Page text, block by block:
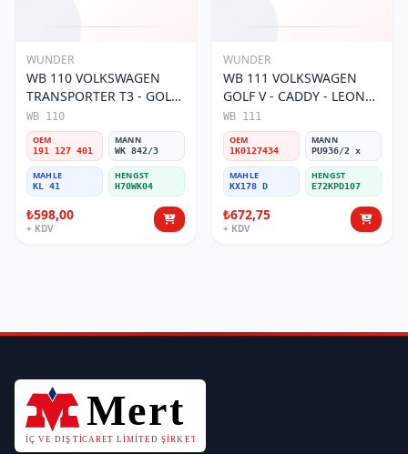
WUNDER
WB 110 VOLKSWAGEN
TRANSPORTER T3 - GOLF
II 191 127 401
Yakıt/Mazot Filtresi
WB 110
OEM
191 127 401
MANN
WK 842/3
MAHLE
KL 41
HENGST
H70WK04
₺598,00
+ KDV
WUNDER
WB 111 VOLKSWAGEN
GOLF V - CADDY - LEON
04-10 1K0 127 434
Yakıt/Mazot Filtresi
WB 111
OEM
1K0127434
MANN
PU936/2 x
MAHLE
KX178 D
HENGST
E72KPD107
₺672,75
+ KDV